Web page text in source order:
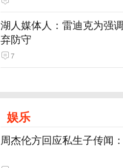
湖人媒体人：雷迪克为强
弃防守
7
娱乐
周杰伦方回应私生子传闻